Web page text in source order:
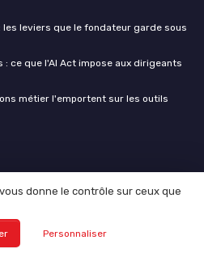
leviers que le fondateur garde sous
ce que l'AI Act impose aux dirigeants
métier l'emportent sur les outils
de confidentialité
sur L'IA et les CEO
donne le contrôle sur ceux que
Personnaliser